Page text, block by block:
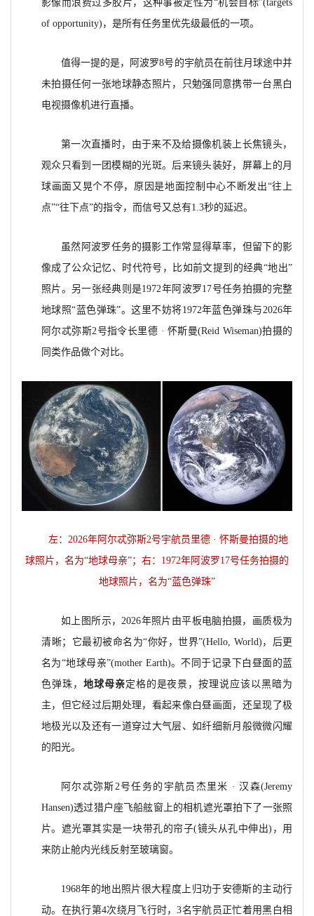
影像而浪费过多胶片，这种事被定性为“机会目标”(targets
of opportunity)，是所有任务里优先级最低的一项。
值得一提的是，阿波罗8号的宇航员在前往月球途中并
未拍摄任何一张地球静态照片，只勉强同意携带一台黑白
电视摄像机进行直播。
第一次直播时，由于来不及给摄像机装上长焦镜头，
观众只看到一团模糊的光斑。后来镜头装好，屏幕上的月
球画面又晃个不停，原因是地面控制中心不断发出“往上
点”“往下点”的指令，而信号又总有1.3秒的延迟。
虽然阿波罗任务的摄影工作常显得草率，但留下的影
像成了公众记忆、时代符号，比如前文提到的经典“地出”
照片。另一张经典则是1972年阿波罗17号任务拍摄的完整
地球照“蓝色弹珠”。这里不妨将1972年蓝色弹珠与2026年
阿尔忒弥斯2号指令长里德 · 怀斯曼(Reid Wiseman)拍摄的
同类作品做个对比。
左：2026年阿尔忒弥斯2号宇航员里德 · 怀斯曼拍摄的地
球照片，名为“地球母亲”； 右：1972年阿波罗17号任务拍摄的
地球照片，名为“蓝色弹珠”
如上图所示，2026年照片由平板电脑拍摄，画质极为
清晰；它最初被命名为“你好，世界”(Hello, World)，后更
名为“地球母亲”(mother Earth)。不同于记录下白昼面的蓝
色弹珠， 地球母亲定格的是夜景，按理说应该以黑暗为
主，但它经过后期处理，看起来像白昼画面，还呈现了极
地极光以及还有一道穿过大气层、如纤细新月般微微闪耀
的阳光。
阿尔忒弥斯2号任务的宇航员杰里米 · 汉森(Jeremy
Hansen)透过猎户座飞船舷窗上的相机遮光罩拍下了一张照
片。遮光罩其实是一块带孔的帘子(镜头从孔中伸出)，用
来防止舱内光线反射至玻璃窗。
1968年的地出照片很大程度上归功于安德斯的主动行
动。在执行第4次绕月飞行时，3名宇航员正忙着用黑白相